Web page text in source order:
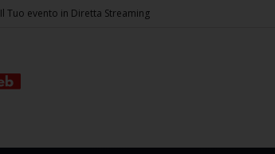
Il Tuo evento in Diretta Streaming